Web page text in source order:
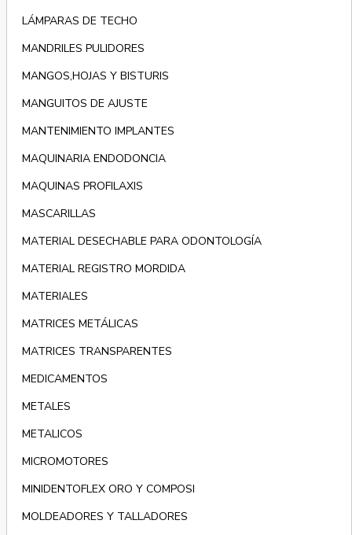
LÁMPARAS DE TECHO
MANDRILES PULIDORES
MANGOS,HOJAS Y BISTURIS
MANGUITOS DE AJUSTE
MANTENIMIENTO IMPLANTES
MAQUINARIA ENDODONCIA
MAQUINAS PROFILAXIS
MASCARILLAS
MATERIAL DESECHABLE PARA ODONTOLOGÍA
MATERIAL REGISTRO MORDIDA
MATERIALES
MATRICES METÁLICAS
MATRICES TRANSPARENTES
MEDICAMENTOS
METALES
METALICOS
MICROMOTORES
MINIDENTOFLEX ORO Y COMPOSI
MOLDEADORES Y TALLADORES